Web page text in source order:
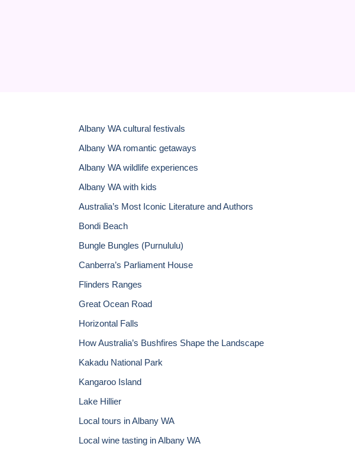
Albany WA cultural festivals
Albany WA romantic getaways
Albany WA wildlife experiences
Albany WA with kids
Australia’s Most Iconic Literature and Authors
Bondi Beach
Bungle Bungles (Purnululu)
Canberra’s Parliament House
Flinders Ranges
Great Ocean Road
Horizontal Falls
How Australia’s Bushfires Shape the Landscape
Kakadu National Park
Kangaroo Island
Lake Hillier
Local tours in Albany WA
Local wine tasting in Albany WA